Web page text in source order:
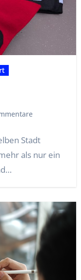
Stadt
als nur ein